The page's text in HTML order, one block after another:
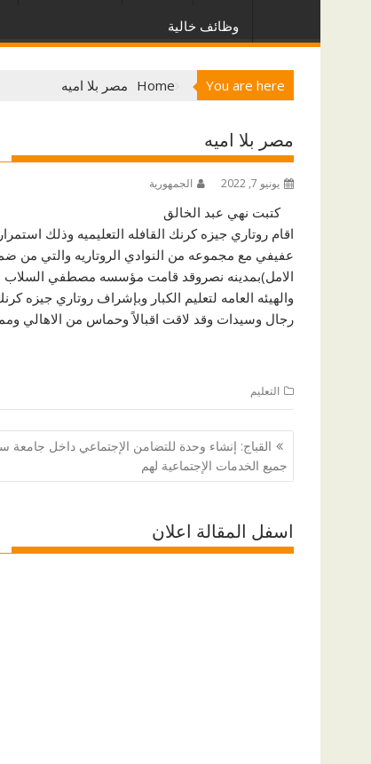
وظائف خالية
You are here
Home مصر بلا اميه
مصر بلا اميه
يونيو 7, 2022 الجمهورية
كتبت نهي عبد الخالق
اقام روتاري جيزه كرنك القافله التعليميه وذلك
عفيفي مع مجموعه من النوادي الروتاريه والتي من
الامل)بمدينه نصروقد قامت مؤسسه مصطفي السلاب
رجال وسيدات وقد لاقت اقبالاً وحماس من الاهالي ومما
التعليم
تصفّح
المقالات
القباج: إنشاء وحدة للتضامن الإجتماعي داخل جامعة
جميع الخدمات الإجتماعية لهم
اسفل المقالة اعلان